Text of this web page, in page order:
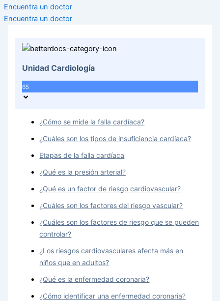
Encuentra un doctor
Encuentra un doctor
Unidad Cardiología
65
¿Cómo se mide la falla cardíaca?
¿Cuáles son los tipos de insuficiencia cardíaca?
Etapas de la falla cardíaca
¿Qué es la presión arterial?
¿Qué es un factor de riesgo cardiovascular?
¿Cuáles son los factores del riesgo vascular?
¿Cuáles son los factores de riesgo que se pueden
controlar?
¿Los riesgos cardiovasculares afecta más en
niños que en adultos?
¿Qué es la enfermedad coronaria?
¿Cómo identificar una enfermedad coronaria?